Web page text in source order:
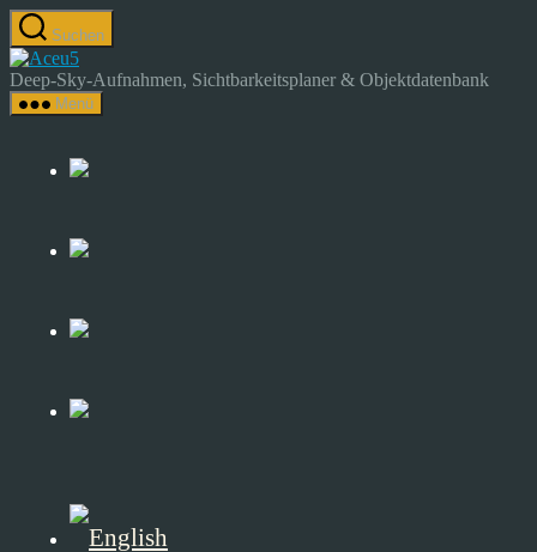
Zum
Inhalt
springen
Suchen
Astrocamp
–
Astrofotografie
Sky-
Deep-Sky-Aufnahmen, Sichtbarkeitsplaner & Objektdatenbank
Menü